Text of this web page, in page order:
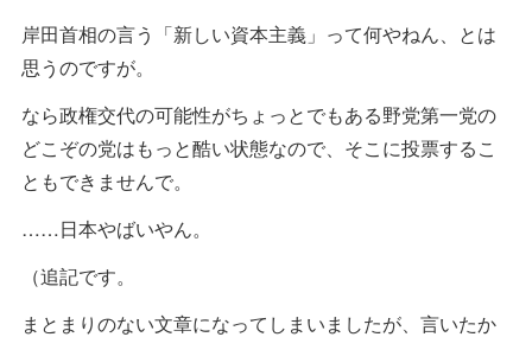
岸田首相の言う「新しい資本主義」って何やねん、とは
思うのですが。
なら政権交代の可能性がちょっとでもある野党第一党の
どこぞの党はもっと酷い状態なので、そこに投票するこ
ともできませんで。
……日本やばいやん。
（追記です。
まとまりのない文章になってしまいましたが、言いたか